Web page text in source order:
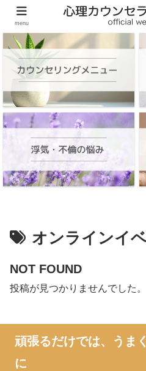
頑張る大人の女性のための
オンラインイ
NOT FOUND
投稿が見つかりませんでした。
頑張るだけでは、うま
に
menu